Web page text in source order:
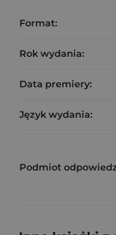
Format:
Rok wydania:
Data premiery:
Język wydania:
Podmiot